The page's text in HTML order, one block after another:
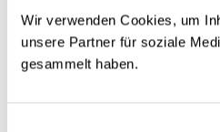
Wir verwenden Cookies, um
unsere Partner für soziale
gesammelt haben.